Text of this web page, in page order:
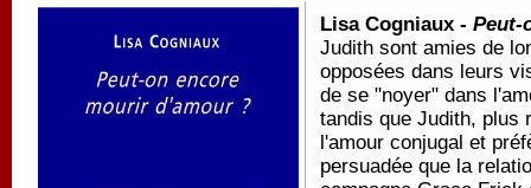
Lisa Cogniaux - Peut-
Judith sont amies de
opposées dans leurs
de se "noyer" dans
tandis que Judith, plus
l'amour conjugal et
persuadée que la